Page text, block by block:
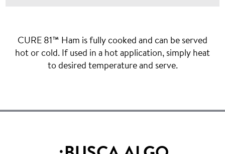
CURE 81™ Ham is fully cooked and can be served
hot or cold. If used in a hot application, simply heat
to desired temperature and serve.